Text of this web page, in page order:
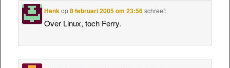
Henkop8 februari 2005 om 23:56 schreef:
Over Linux, toch Ferry.